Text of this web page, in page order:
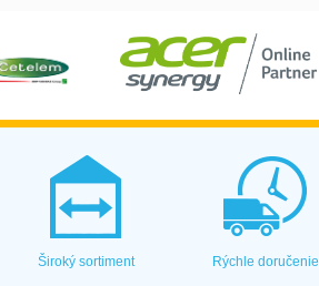
Široký sortiment Rýchle doručenie